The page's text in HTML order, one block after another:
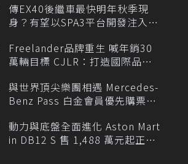
傳EX40後繼車最快明年秋季現
身？有望以SPA3平台開發注入80
Freelander品牌重生 喊年銷30
萬輛目標 CJLR：打造國際品牌
與世界頂尖樂團相遇 Mercedes-
Benz Pass 白金會員優先購票維
動力與底盤全面進化 Aston Mart
in DB12 S 售 1,488 萬元起正式